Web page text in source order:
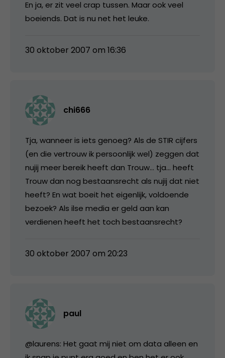
En ja, er zit veel crap tussen. Maar ook veel
boeiends. Dat is nu net het leuke.
30 oktober 2007 om 16:36
chi666
Tja, wanneer is iets genoeg? Als de STIR cijfers
(en die vertrouw ik persoonlijk wel) zeggen dat
nujij meer bereik heeft dan Trouw… tja… heeft
Trouw dan nog bestaansrecht als nujij dat niet
heeft? En wat boeit het eigenlijk, voldoende
bezoek? Als ilse media er geld aan kan
verdienen heeft het toch bestaansrecht?
30 oktober 2007 om 20:23
paul
@laurens: Het gaat mij niet om data alleen en